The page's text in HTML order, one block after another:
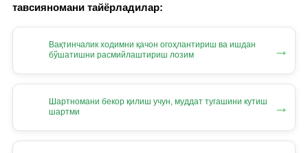
тавсияномани тайёрладилар:
Вақтинчалик ходимни қачон огоҳлантириш ва ишдан
бўшатишни расмийлаштириш лозим
→
Шартномани бекор қилиш учун, муддат тугашини кутиш
шартми
→